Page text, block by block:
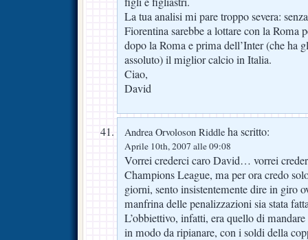
La tua analisi mi pare troppo severa:
Fiorentina sarebbe a lottare con la Roma
dopo la Roma e prima dell’Inter (che ha
assoluto) il miglior calcio in Italia.
Ciao,
David
Andrea Orvoloson Riddle ha scritto:
Aprile 10th, 2007 alle 09:08
Vorrei crederci caro David… vorrei
Champions League, ma per ora credo
giorni, sento insistentemente dire in giro
manfrina delle penalizzazioni sia stata
L’obbiettivo, infatti, era quello di
in modo da ripianare, con i soldi della